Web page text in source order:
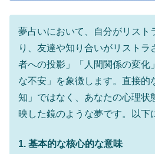
夢占いにおいて、自分がリスト
り、友達や知り合いがリストラ
者への投影」「人間関係の変化
な不安」を象徴します。直接的
知」ではなく、あなたの心理状
映した鏡のような夢です。以下
1. 基本的な核心的な意味